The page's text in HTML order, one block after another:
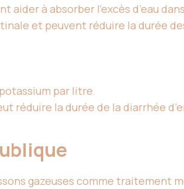
aider à absorber l’excès d’eau
et peuvent réduire la durée
par litre.
réduire la durée de la diarrhée
gazeuses comme traitement